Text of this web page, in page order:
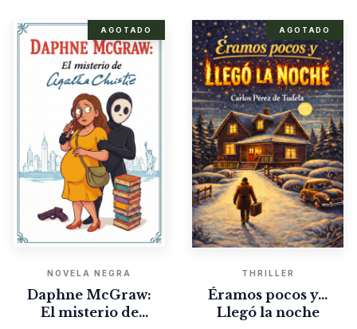
AGOTADO
NOVELA NEGRA
Daphne McGraw:
El misterio de
AGOTADO
THRILLER
Éramos pocos y…
Llegó la noche